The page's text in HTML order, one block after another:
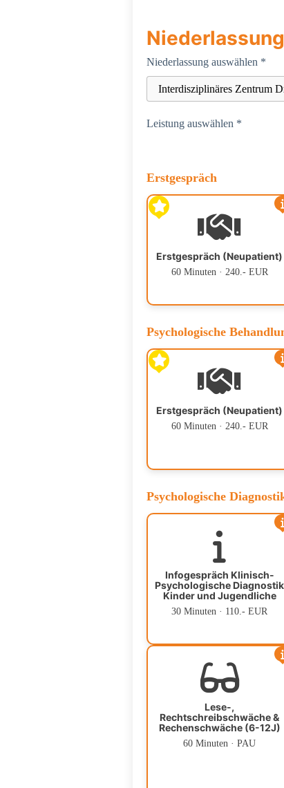
Niederlassung auswählen *
Leistung auswählen *
Erstgespräch
Erstgespräch (Neupatient)
60 Minuten · 240.- EUR
Psychologische
Erstgespräch (Neupatient)
60 Minuten · 240.- EUR
Psychologische
Infogespräch Klinisch-
Psychologische Diagnostik
Kinder und Jugendliche
30 Minuten · 110.- EUR
Lese-,
Rechtschreibschwäche &
Rechenschwäche (6-12J)
60 Minuten · PAU